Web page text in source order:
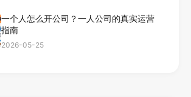
一个人怎么开公司？一人公司的真实运营
指南
2026-05-25